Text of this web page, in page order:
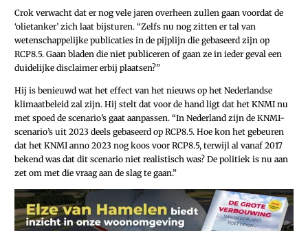
Crok verwacht dat er nog vele jaren overheen zullen gaan voordat de
‘olietanker’ zich laat bijsturen. “Zelfs nu nog zitten er tal van
wetenschappelijke publicaties in de pijplijn die gebaseerd zijn op
RCP8.5. Gaan bladen die niet publiceren of gaan ze in ieder geval een
duidelijke disclaimer erbij plaatsen?”
Hij is benieuwd wat het effect van het nieuws op het Nederlandse
klimaatbeleid zal zijn. Hij stelt dat voor de hand ligt dat het KNMI nu
met spoed de scenario’s gaat aanpassen. “In Nederland zijn de KNMI-
scenario’s uit 2023 deels gebaseerd op RCP8.5. Hoe kon het gebeuren
dat het KNMI anno 2023 nog koos voor RCP8.5, terwijl al vanaf 2017
bekend was dat dit scenario niet realistisch was? De politiek is nu aan
zet om met die vraag aan de slag te gaan.”